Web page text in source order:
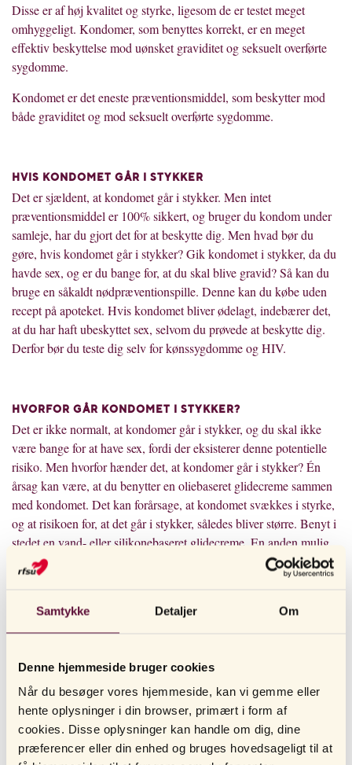
Samtykke Detaljer Om
Denne hjemmeside bruger cookies
Når du besøger vores hjemmeside, kan vi gemme eller
hente oplysninger i din browser, primært i form af
cookies. Disse oplysninger kan handle om dig, dine
præferencer eller din enhed og bruges hovedsageligt til at
Disse er af høj kvalitet og styrke, ligesom de er testet meget
omhyggeligt. Kondomer, som benyttes korrekt, er en meget
effektiv beskyttelse mod uønsket graviditet og seksuelt overførte
sygdomme.
Kondomet er det eneste præventionsmiddel, som beskytter mod
både graviditet og mod seksuelt overførte sygdomme.
HVIS KONDOMET GÅR I STYKKER
Det er sjældent, at kondomet går i stykker. Men intet
præventionsmiddel er 100% sikkert, og bruger du kondom under
samleje, har du gjort det for at beskytte dig. Men hvad bør du
gøre, hvis kondomet går i stykker? Gik kondomet i stykker, da du
havde sex, og er du bange for, at du skal blive gravid? Så kan du
bruge en såkaldt nødpræventionspille. Denne kan du købe uden
recept på apoteket. Hvis kondomet bliver ødelagt, indebærer det,
at du har haft ubeskyttet sex, selvom du prøvede at beskytte dig.
Derfor bør du teste dig selv for kønssygdomme og HIV.
HVORFOR GÅR KONDOMET I STYKKER?
Det er ikke normalt, at kondomer går i stykker, og du skal ikke
være bange for at have sex, fordi der eksisterer denne potentielle
risiko. Men hvorfor hænder det, at kondomer går i stykker? Én
årsag kan være, at du benytter en oliebaseret glidecreme sammen
med kondomet. Det kan forårsage, at kondomet svækkes i styrke,
og at risikoen for, at det går i stykker, således bliver større. Benyt i
stedet en vand- eller silikonebaseret glidecreme. En anden mulig
årsag til, at kondomet går i stykker, er, at belastningen bliver for
stor. Dette kan ske, hvis det ikke ”glider godt nok” under samlejet.
Når kvinden bliver ophidset, bliver hun våd i skeden. Det kan
kaldes for kroppens egen glidecreme. Hvis kvinden imidlertid ikke
hvilket kan medføre, at kondomet sprækker. Udgangspunktet er, at
du ikke bør have samleje, hvis du ikke er våd nok, da det kan
medføre skader i underlivet. Brug derfor lidt glidecreme, så det går
som smurt.
Ved et analt samleje er det virkelig vigtigt at bruge meget